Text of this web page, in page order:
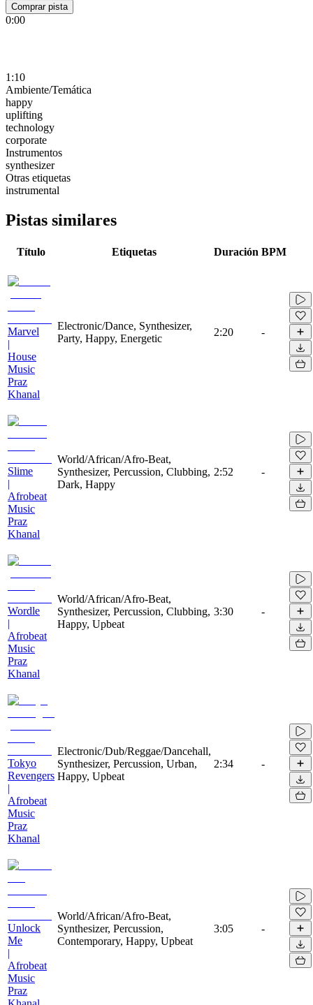
Comprar pista
0:00
1:10
Ambiente/Temática
happy
uplifting
technology
corporate
Instrumentos
synthesizer
Otras etiquetas
instrumental
Pistas similares
Título Etiquetas Duración BPM
Marvel
|
House
Music
Praz
Khanal
Electronic/Dance, Synthesizer,
Party, Happy, Energetic
2:20 -
Slime
|
Afrobeat
Music
Praz
Khanal
World/African/Afro-Beat,
Synthesizer, Percussion, Clubbing,
Dark, Happy
2:52 -
Wordle
|
Afrobeat
Music
Praz
Khanal
World/African/Afro-Beat,
Synthesizer, Percussion, Clubbing,
Happy, Upbeat
3:30 -
Tokyo
Revengers
|
Afrobeat
Music
Praz
Khanal
Electronic/Dub/Reggae/Dancehall,
Synthesizer, Percussion, Urban,
Happy, Upbeat
2:34 -
Unlock
Me
|
Afrobeat
Music
Praz
World/African/Afro-Beat,
Synthesizer, Percussion,
Contemporary, Happy, Upbeat
3:05 -